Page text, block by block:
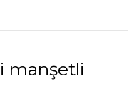
manşetli